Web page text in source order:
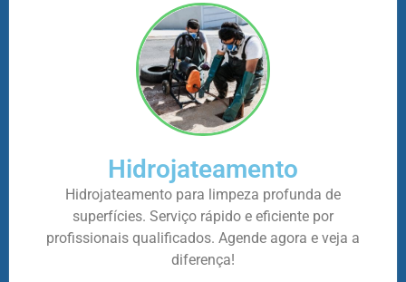
Hidrojateamento
Hidrojateamento para limpeza profunda de
superfícies. Serviço rápido e eficiente por
profissionais qualificados. Agende agora e veja a
diferença!